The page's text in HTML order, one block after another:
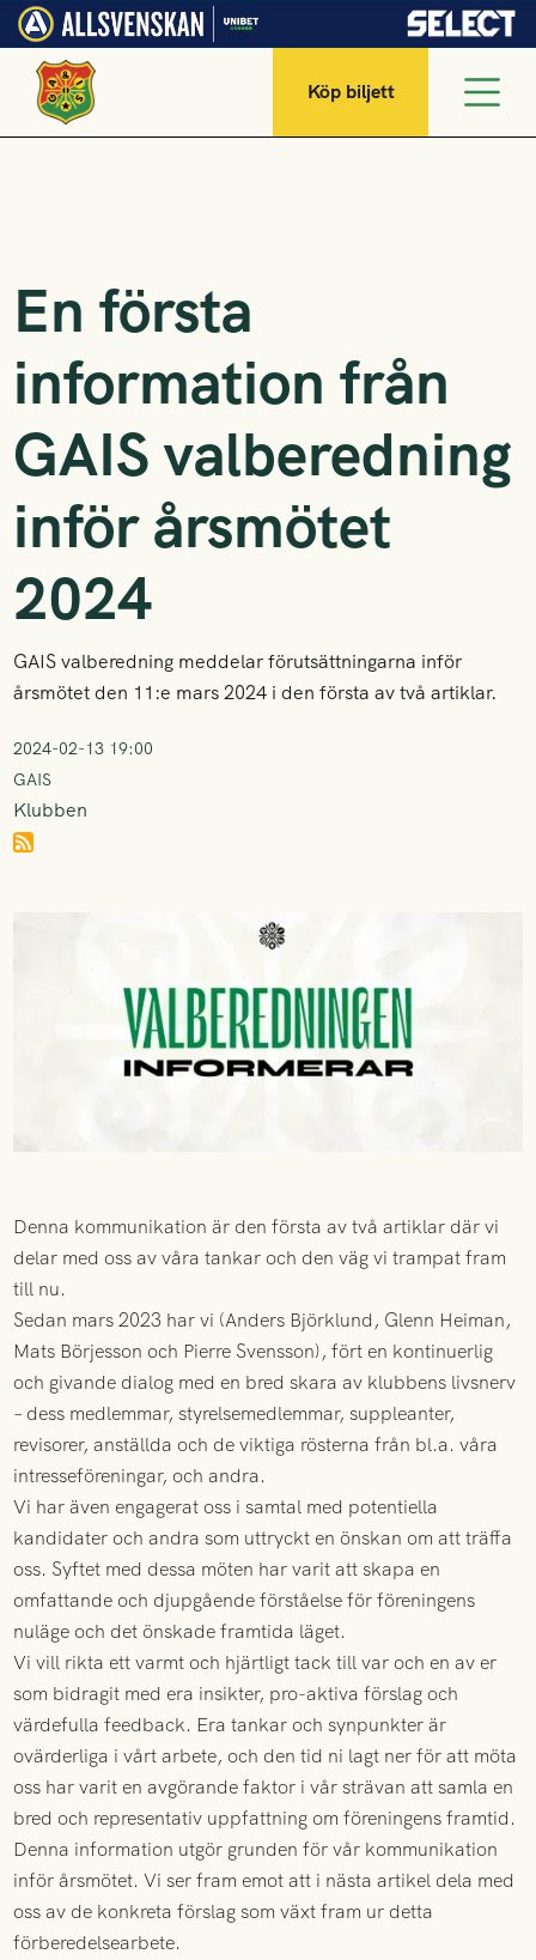
Köp biljett
En första
information från
GAIS valberedning
inför årsmötet
2024
GAIS valberedning meddelar förutsättningarna inför
årsmötet den 11:e mars 2024 i den första av två artiklar.
2024-02-13 19:00
GAIS
Klubben
Denna kommunikation är den första av två artiklar där vi
delar med oss av våra tankar och den väg vi trampat fram
till nu.
Sedan mars 2023 har vi (Anders Björklund, Glenn Heiman,
Mats Börjesson och Pierre Svensson), fört en kontinuerlig
och givande dialog med en bred skara av klubbens livsnerv
– dess medlemmar, styrelsemedlemmar, suppleanter,
revisorer, anställda och de viktiga rösterna från bl.a. våra
intresseföreningar, och andra.
Vi har även engagerat oss i samtal med potentiella
kandidater och andra som uttryckt en önskan om att träffa
oss. Syftet med dessa möten har varit att skapa en
omfattande och djupgående förståelse för föreningens
nuläge och det önskade framtida läget.
Vi vill rikta ett varmt och hjärtligt tack till var och en av er
som bidragit med era insikter, pro-aktiva förslag och
värdefulla feedback. Era tankar och synpunkter är
ovärderliga i vårt arbete, och den tid ni lagt ner för att möta
oss har varit en avgörande faktor i vår strävan att samla en
bred och representativ uppfattning om föreningens framtid.
Denna information utgör grunden för vår kommunikation
inför årsmötet. Vi ser fram emot att i nästa artikel dela med
oss av de konkreta förslag som växt fram ur detta
förberedelsearbete.